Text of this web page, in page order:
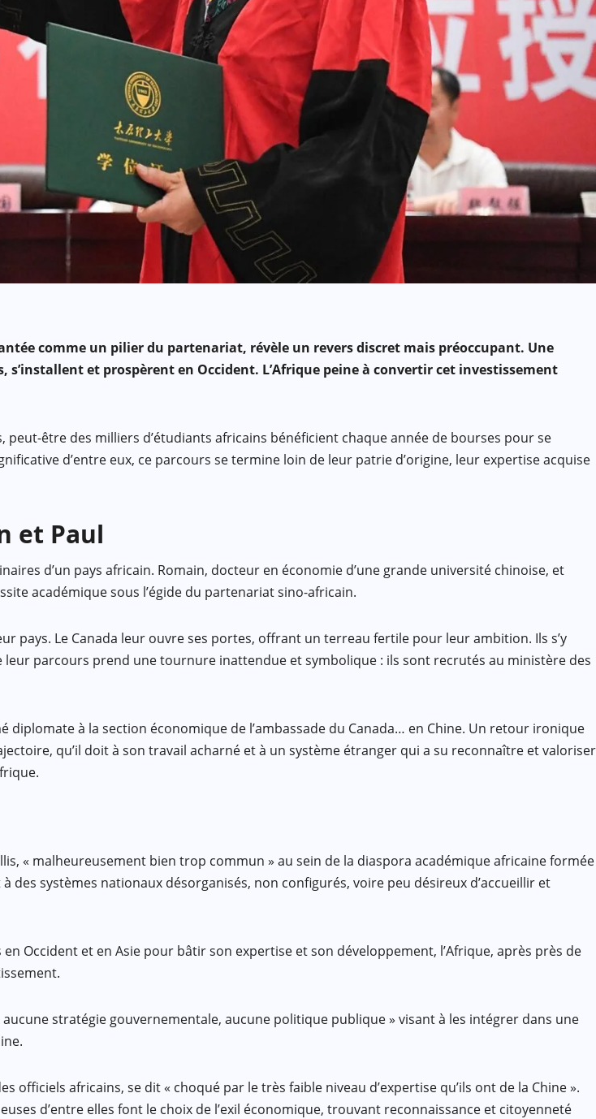
comme un pilier du partenariat, révèle un revers discret mais préoccupant. Une
et prospèrent en Occident. L’Afrique peine à convertir cet investissement
peut-être des milliers d’étudiants africains bénéficient chaque année de bourses pour se
d’entre eux, ce parcours se termine loin de leur patrie d’origine, leur expertise acquise
et Paul
d’un pays africain. Romain, docteur en économie d’une grande université chinoise, et
académique sous l’égide du partenariat sino-africain.
pays. Le Canada leur ouvre ses portes, offrant un terreau fertile pour leur ambition. Ils s’y
parcours prend une tournure inattendue et symbolique : ils sont recrutés au ministère des
à la section économique de l’ambassade du Canada… en Chine. Un retour ironique
qu’il doit à son travail acharné et à un système étranger qui a su reconnaître et valoriser
« malheureusement bien trop commun » au sein de la diaspora académique africaine formée
systèmes nationaux désorganisés, non configurés, voire peu désireux d’accueillir et
Occident et en Asie pour bâtir son expertise et son développement, l’Afrique, après près de
stratégie gouvernementale, aucune politique publique » visant à les intégrer dans une
officiels africains, se dit « choqué par le très faible niveau d’expertise qu’ils ont de la Chine ».
d’entre elles font le choix de l’exil économique, trouvant reconnaissance et citoyenneté